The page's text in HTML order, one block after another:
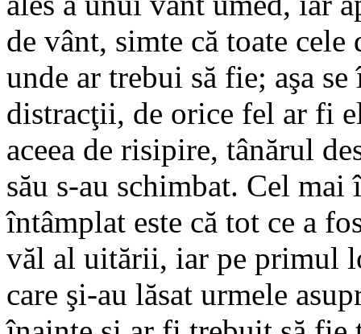
de vânt, simte că toate
unde ar trebui să fie; aşa
distracţii, de orice fel ar fi
aceea de risipire, tânărul
său s-au schimbat. Cel mai
întâmplat este că tot ce a
văl al uitării, iar pe primul
care şi-au lăsat urmele